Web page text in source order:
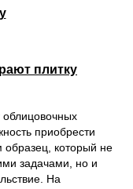
плитку
приобрести
образец, который не
задачами, но и
На